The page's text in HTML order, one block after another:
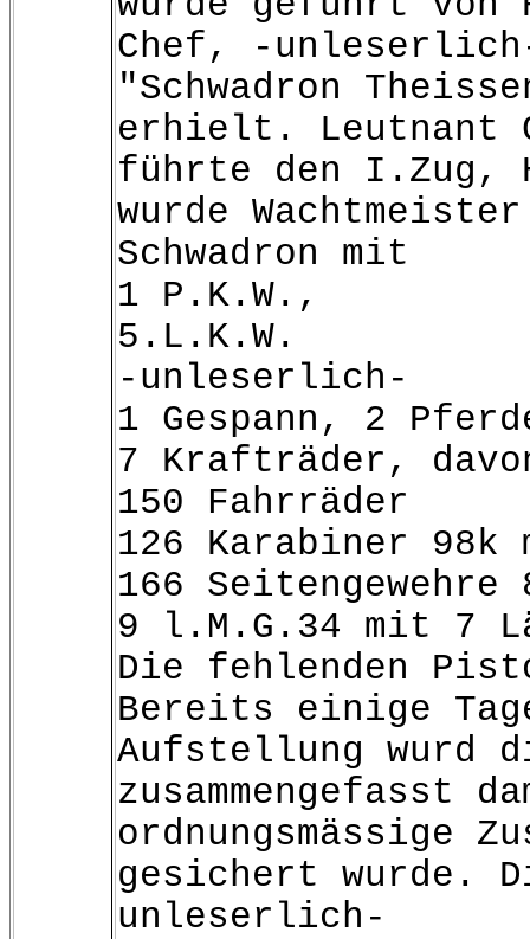
Chef, -
"Schwadron
erhielt. Leutnant
führte den I.Zug,
wurde
Schwadron mit
1 P.K.W.,
5.L.K.W.
-unleserlich-
1 Gespann, 2
7 Krafträder,
150 Fahrräder
126 Karabiner 98k
166 Seitengewehre
9 l.M.G.34 mit 7
Die fehlenden
Bereits einige
Aufstellung wurd
zusammengefasst
ordnungsmässige
gesichert wurde.
unleserlich-